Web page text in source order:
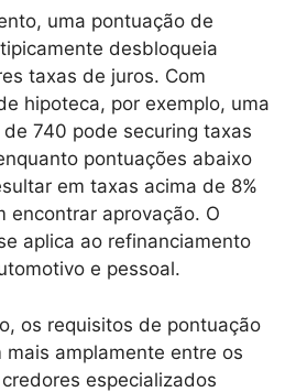
uma pontuação de
desbloqueia
taxas de juros. Com
hipoteca, por exemplo, uma
740 pode securing taxas
pontuações abaixo
em taxas acima de 8%
encontrar aprovação. O
aplica ao refinanciamento
e pessoal.
os requisitos de pontuação
amplamente entre os
especializados